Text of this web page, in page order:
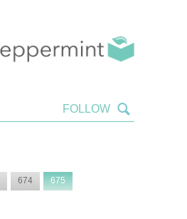
674 675